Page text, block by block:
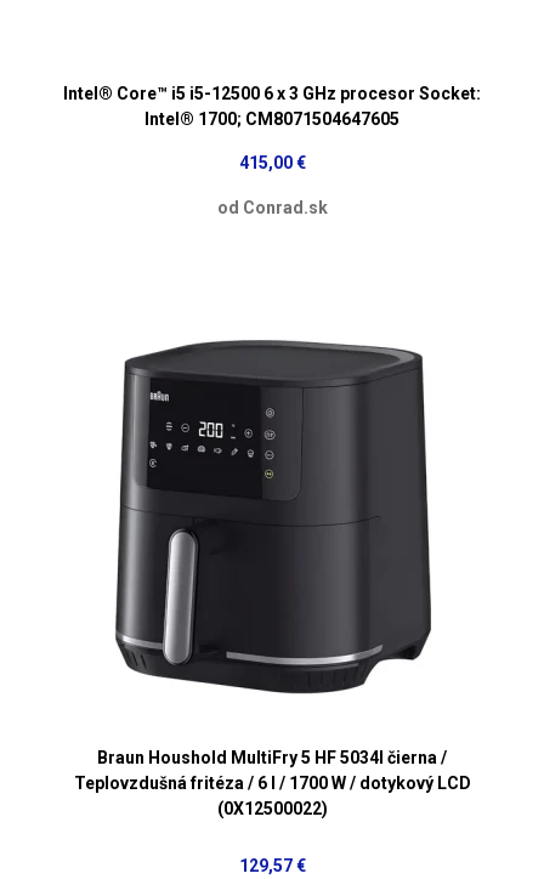
Intel® Core™ i5 i5-12500 6 x 3 GHz procesor Socket:
Intel® 1700; CM8071504647605
415,00 €
od Conrad.sk
Braun Houshold MultiFry 5 HF 5034I čierna /
Teplovzdušná fritéza / 6 l / 1700 W / dotykový LCD
(0X12500022)
129,57 €